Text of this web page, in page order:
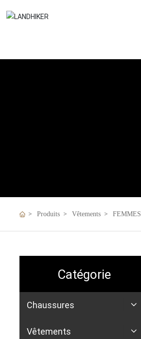
Produits Vêtements FEMMES
Catégorie
Chaussures
Vêtements